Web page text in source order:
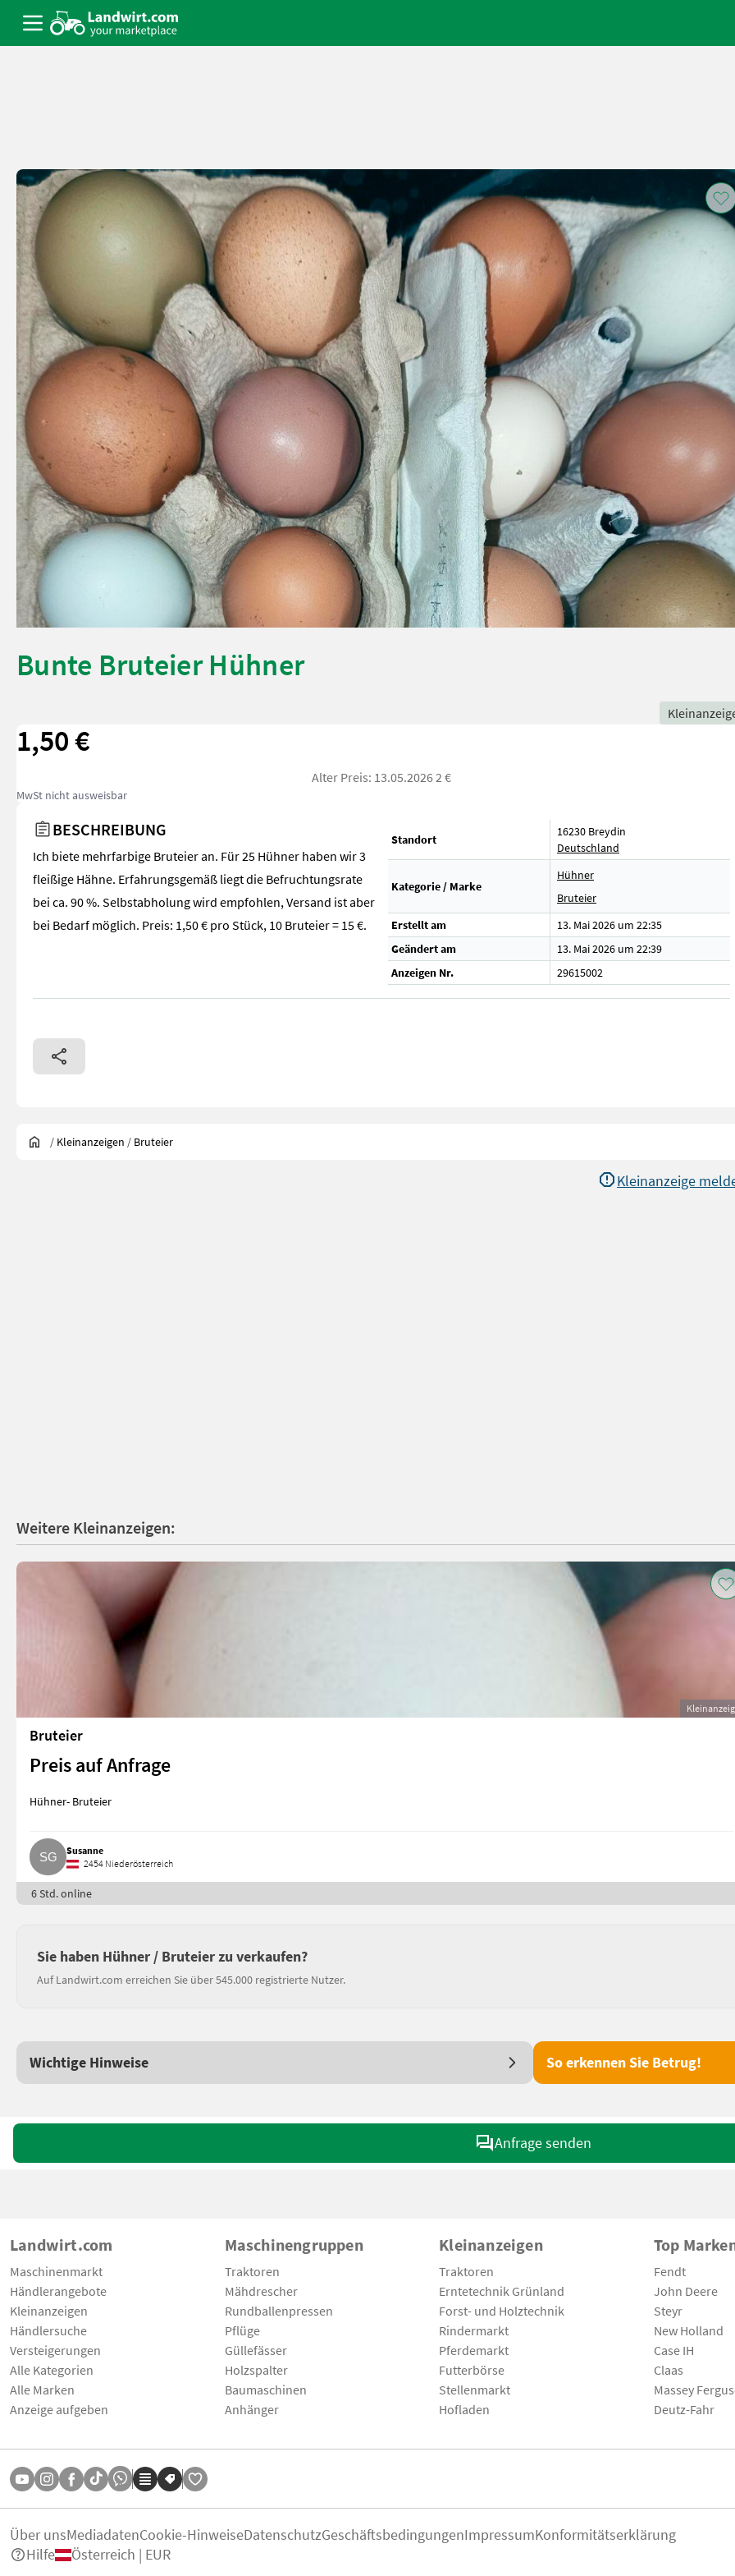
Bunte Bruteier Hühner
1,50 €
Alter Preis: 13.05.2026 2 €
MwSt nicht ausweisbar
BESCHREIBUNG
Ich biete mehrfarbige Bruteier an. Für 25 Hühner haben wir 3
fleißige Hähne. Erfahrungsgemäß liegt die Befruchtungsrate
bei ca. 90 %. Selbstabholung wird empfohlen, Versand ist aber
bei Bedarf möglich. Preis: 1,50 € pro Stück, 10 Bruteier = 15 €.
Standort
16230 Breydin
Deutschland
Kategorie / Marke
Hühner
Bruteier
Erstellt am
13. Mai 2026 um 22:35
Geändert am
13. Mai 2026 um 22:39
Anzeigen Nr.
29615002
/ Kleinanzeigen / Bruteier
Kleinanzeige
Weitere Kleinanzeigen:
Bruteier
Preis auf Anfrage
Hühner- Bruteier
Susanne
2454 Niederösterreich
6 Std. online
Sie haben Hühner / Bruteier zu verkaufen?
Auf Landwirt.com erreichen Sie über 545.000 registrierte Nutzer.
Wichtige Hinweise So erkennen Sie Betrug!
Anfrage senden
Landwirt.com
Maschinenmarkt
Händlerangebote
Kleinanzeigen
Händlersuche
Versteigerungen
Alle Kategorien
Alle Marken
Anzeige aufgeben
Maschinengruppen
Traktoren
Mähdrescher
Rundballenpressen
Pflüge
Güllefässer
Holzspalter
Baumaschinen
Anhänger
Kleinanzeigen
Traktoren
Erntetechnik Grünland
Forst- und Holztechnik
Rindermarkt
Pferdemarkt
Futterbörse
Stellenmarkt
Hofladen
Top
Fendt
John Deere
Steyr
New Holland
Case IH
Claas
Massey
Deutz-Fahr
Über unsMediadatenCookie-HinweiseDatenschutzGeschäftsbedingungenImpressumKonformitätserklärung
Hilfe
Österreich | EUR